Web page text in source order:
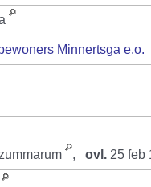
Minnertsga e.o.
, ovl. 25 feb